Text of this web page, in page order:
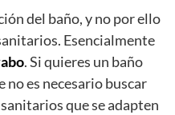
del baño, y no por ello
Esencialmente
. Si quieres un baño
es necesario buscar
que se adapten